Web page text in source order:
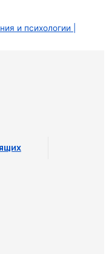
и психологии |